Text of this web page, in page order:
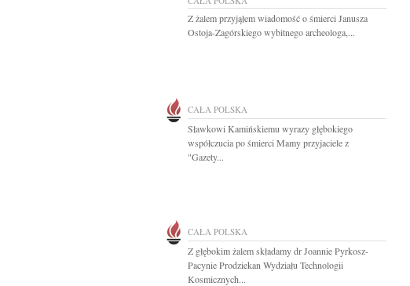
Z żalem przyjąłem wiadomość o śmierci Janusza
Ostoja-Zagórskiego wybitnego archeologa,...
CAŁA POLSKA
Sławkowi Kamińskiemu wyrazy głębokiego
współczucia po śmierci Mamy przyjaciele z
"Gazety...
CAŁA POLSKA
Z głębokim żalem składamy dr Joannie Pyrkosz-
Pacynie Prodziekan Wydziału Technologii
Kosmicznych...